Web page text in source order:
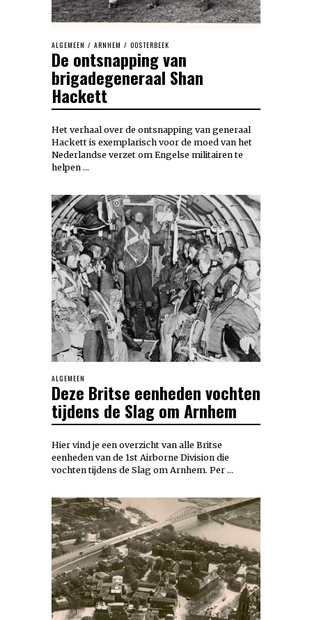
ALGEMEEN / ARNHEM / OOSTERBEEK
De ontsnapping van
brigadegeneraal Shan
Hackett
Het verhaal over de ontsnapping van generaal
Hackett is exemplarisch voor de moed van het
Nederlandse verzet om Engelse militairen te
helpen …
ALGEMEEN
Deze Britse eenheden vochten
tijdens de Slag om Arnhem
Hier vind je een overzicht van alle Britse
eenheden van de 1st Airborne Division die
vochten tijdens de Slag om Arnhem. Per …